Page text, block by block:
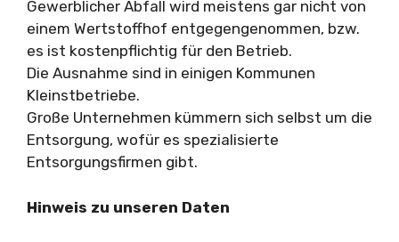
Gewerblicher Abfall wird meistens gar nicht von
einem Wertstoffhof entgegengenommen, bzw.
es ist kostenpflichtig für den Betrieb.
Die Ausnahme sind in einigen Kommunen
Kleinstbetriebe.
Große Unternehmen kümmern sich selbst um die
Entsorgung, wofür es spezialisierte
Entsorgungsfirmen gibt.
Hinweis zu unseren Daten